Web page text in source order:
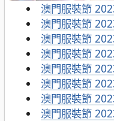
澳門服裝節
澳門服裝節
澳門服裝節
澳門服裝節
澳門服裝節
澳門服裝節
澳門服裝節
澳門服裝節